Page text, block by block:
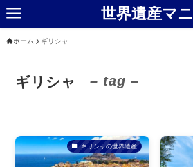
世界遺産マ
ホーム ギリシャ
ギリシャ – tag –
ギリシャの世界遺産